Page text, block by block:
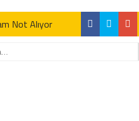
Not Alıyor